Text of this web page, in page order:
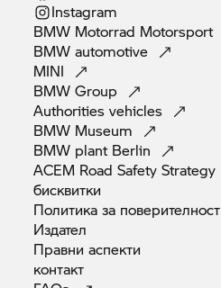
Instagram
BMW Motorrad Motorsport
BMWautomotive
MINI
BMWGroup
Authoritiesvehicles
BMW Museum
BMW plant Berlin
ACEM Road SafetyStrategy
бисквитки
Политика за поверителност
Издател
Правниаспекти
контакт